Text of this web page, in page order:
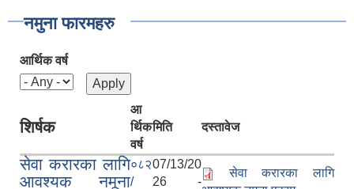
नमुना फारमहरु
आर्थिक वर्ष
शिर्षक
आ
र्थिक
वर्ष
मिति दस्तावेज
सेवा करारका लागि
आवश्यक नमूना
०८२
/
07/13/20
26 -
सेवा करारका लागि